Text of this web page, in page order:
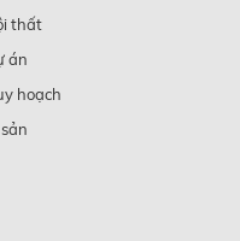
thất
án
hoạch